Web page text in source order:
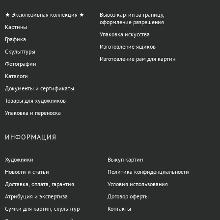
традиционный комфорт, а пластиковые могут быть более
устойчивыми к воздействию влаги.
Твердость древесины.
Для мягких пород подойдут более
острые и тонкие инструменты, для твердых —
инструменты с усиленной режущей частью.
Опыт и техника работы.
наборов базовых резцов, которые позволяют освоить
основные приемы резьбы.
В разделе «Резцы по дереву» на artdom.com.ua представлены
выбор резцов способствует достижению желаемого результата
Есть вопросы по категории Резцы по
дереву?
★ Эксклюзивная коллекция ★
Картины
Графика
Скульптуры
Фотографии
Каталоги
Документы и сертификаты
Товары для художников
Упаковка и переноска
Вывоз картин за границу,
оформление разрешения
Упаковка искусства
Изготовление ящиков
Изготовление рам для картин
ИНФОРМАЦИЯ
Художники
Новости и статьи
Доставка, оплата, гарантия
Атрибуция и экспертиза
Сумки для картин, скульптур
Выкуп картин
Политика конфиденциальности
Условия использования
Договор оферты
Контакты